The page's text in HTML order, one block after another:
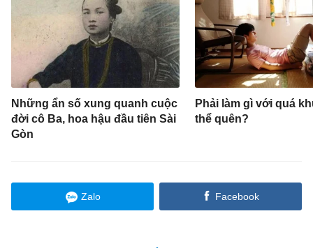
Những ẩn số xung quanh cuộc
đời cô Ba, hoa hậu đầu tiên Sài
Gòn
Phải làm gì với quá
thể quên?
Zalo Facebook